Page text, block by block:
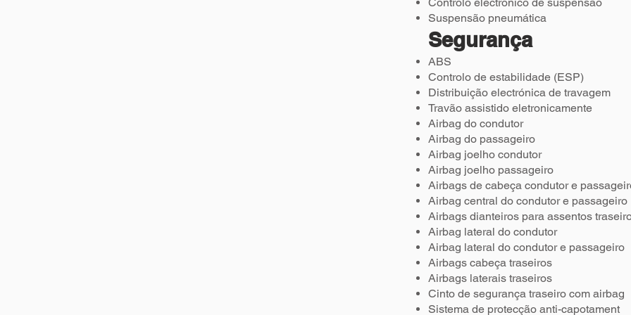
Suspensão pneumática
Segurança
ABS
Controlo de estabilidade (ESP)
Distribuição electrónica de travagem
Travão assistido eletronicamente
Airbag do condutor
Airbag do passageiro
Airbag joelho condutor
Airbag joelho passageiro
Airbags de cabeça condutor e
Airbag central do condutor e passageiro
Airbags dianteiros para assentos
Airbag lateral do condutor
Airbag lateral do condutor e passageiro
Airbags cabeça traseiros
Airbags laterais traseiros
Cinto de segurança traseiro com airbag
Sistema de protecção anti-capotament